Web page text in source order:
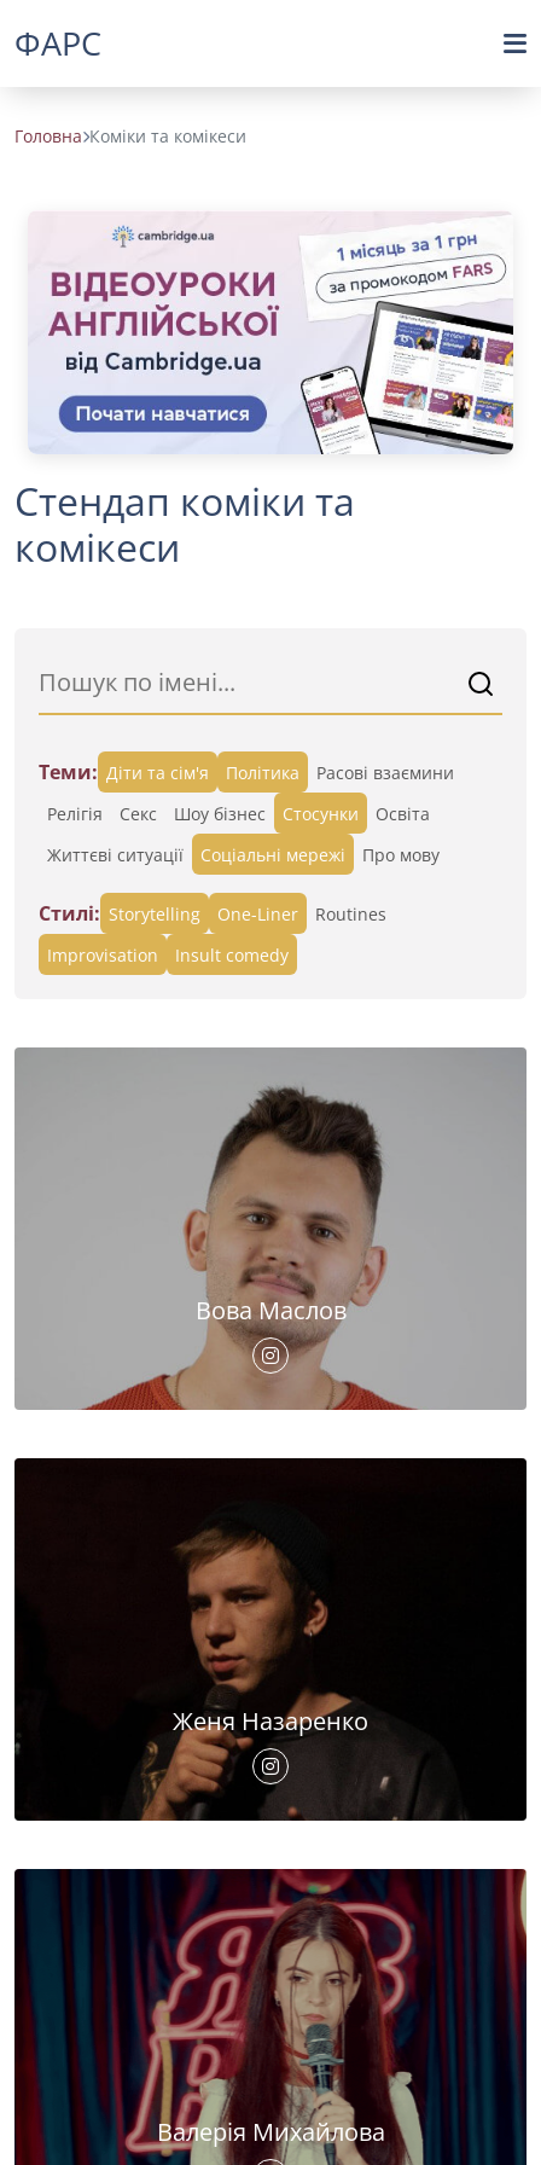
ФАРС
Головна Коміки та комікеси
Стендап коміки та
комікеси
Теми: Діти та сім'я Політика
Расові взаємини
Релігія
Секс Шоу бізнес Стосунки
Освіта
Життєві ситуації
Cоціальні мережі Про мову
Стилі: Storytelling One-Liner
Routines
Improvisation
Insult comedy
Вова Маслов
Женя Назаренко
Валерія Михайлова